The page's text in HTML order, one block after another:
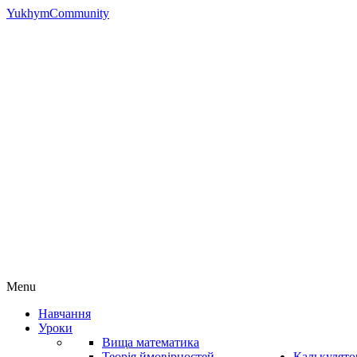
YukhymCommunity
Menu
Навчання
Уроки
Вища математика